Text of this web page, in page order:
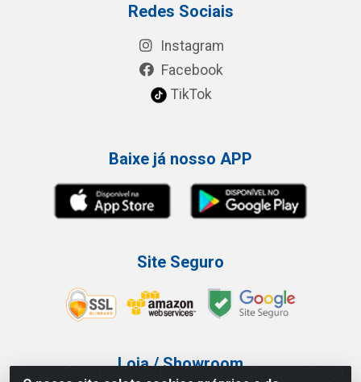
Redes Sociais
Instagram
Facebook
TikTok
Baixe já nosso APP
Site Seguro
Loja / Showroom